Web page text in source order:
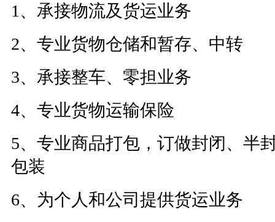
1 、承接物流及货运业务
2、 专业货物仓储和暂存、中转
3、承接整车、零担业务
4、 专业货物运输保险
5、 专业商品打包，订做封闭、半
包装
6、为个人和公司提供货运业务